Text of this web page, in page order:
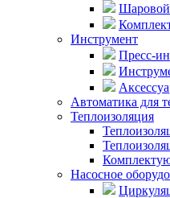
Шаровой
Инструмент
Пресс-
Автоматика для
Теплоизоляция
Насосное